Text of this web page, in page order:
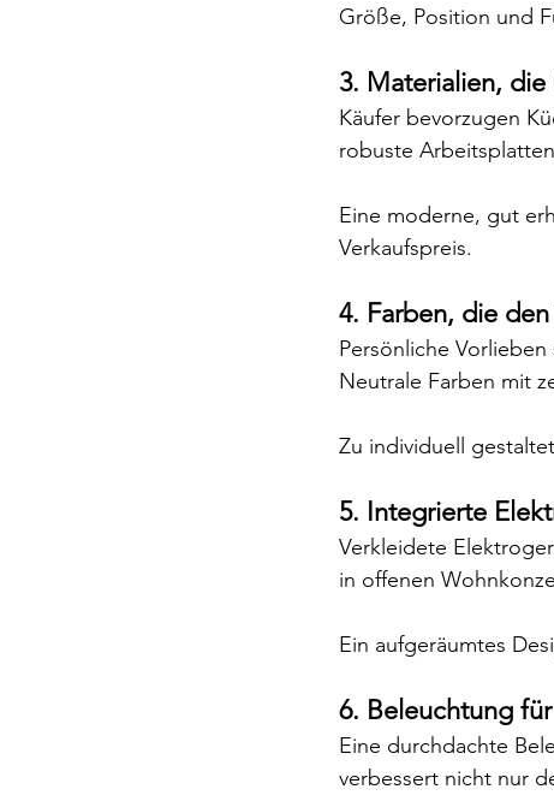
Größe, Position und
3. Materialien,
Käufer bevorzugen
robuste
Eine moderne, gut
Verkaufspreis.
4. Farben, die
Persönliche
Neutrale Farben mit
Zu individuell
5. Integrierte
Verkleidete
in offenen
Ein aufgeräumtes
6. Beleuchtung
Eine durchdachte
verbessert nicht nur